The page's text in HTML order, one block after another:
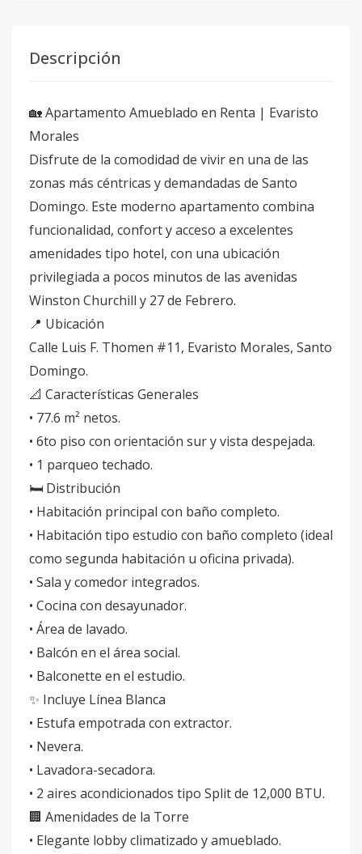
Descripción
🏡 Apartamento Amueblado en Renta | Evaristo
Morales
Disfrute de la comodidad de vivir en una de las
zonas más céntricas y demandadas de Santo
Domingo. Este moderno apartamento combina
funcionalidad, confort y acceso a excelentes
amenidades tipo hotel, con una ubicación
privilegiada a pocos minutos de las avenidas
Winston Churchill y 27 de Febrero.
📍 Ubicación
Calle Luis F. Thomen #11, Evaristo Morales, Santo
Domingo.
📐 Características Generales
• 77.6 m² netos.
• 6to piso con orientación sur y vista despejada.
• 1 parqueo techado.
🛏 Distribución
• Habitación principal con baño completo.
• Habitación tipo estudio con baño completo (ideal
como segunda habitación u oficina privada).
• Sala y comedor integrados.
• Cocina con desayunador.
• Área de lavado.
• Balcón en el área social.
• Balconette en el estudio.
✨ Incluye Línea Blanca
• Estufa empotrada con extractor.
• Nevera.
• Lavadora-secadora.
• 2 aires acondicionados tipo Split de 12,000 BTU.
🏢 Amenidades de la Torre
• Elegante lobby climatizado y amueblado.